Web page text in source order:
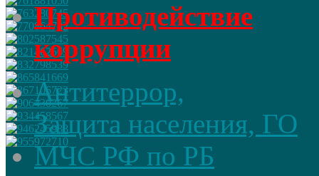
Противодействие
коррупции
Антитеррор,
Защита населения, ГО
МЧС РФ по РБ